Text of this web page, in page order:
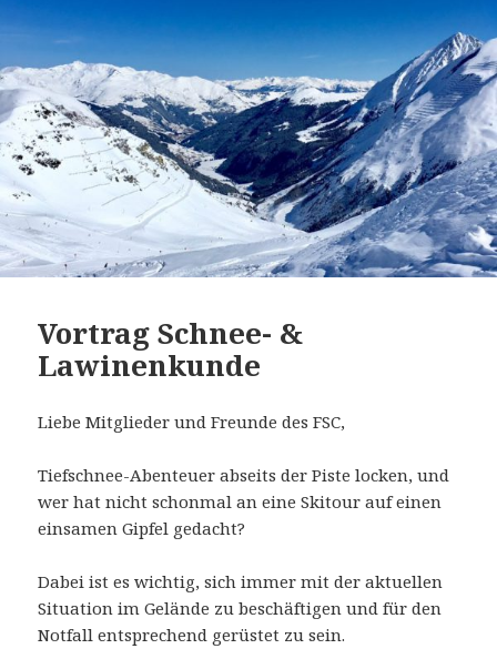
Vortrag Schnee- &
Lawinenkunde
Liebe Mitglieder und Freunde des FSC,
Tiefschnee-Abenteuer abseits der Piste locken, und
wer hat nicht schonmal an eine Skitour auf einen
einsamen Gipfel gedacht?
Dabei ist es wichtig, sich immer mit der aktuellen
Situation im Gelände zu beschäftigen und für den
Notfall entsprechend gerüstet zu sein.